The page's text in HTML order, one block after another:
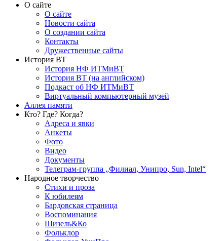
О сайте
О сайте
Новости сайта
О создании сайта
Контакты
Дружественные сайты
История ВТ
История НФ ИТМиВТ
История ВТ (на английском)
Подкаст об НФ ИТМиВТ
Виртуальный компьютерный музей
Аллея памяти
Кто? Где? Когда?
Адреса и явки
Анкеты
Фото
Видео
Документы
Телеграм-группа „Филиал, Унипро, Sun, Intel“
Народное творчество
Стихи и проза
К юбилеям
Бардовская страница
Воспоминания
Шизель&Ко
Фольклор